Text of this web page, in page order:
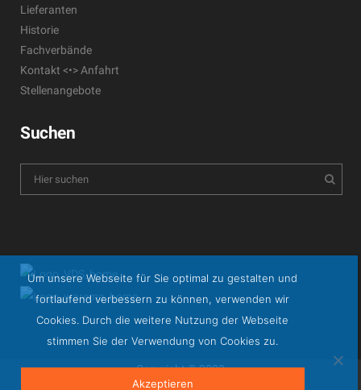
Lieferanten
Historie
Fachverbände
Kontakt <•> Anfahrt
Stellenangebote
Suchen
Copyright © 2023
Um unsere Webseite für Sie optimal zu gestalten und
fortlaufend verbessern zu können, verwenden wir
Cookies. Durch die weitere Nutzung der Webseite
stimmen Sie der Verwendung von Cookies zu.
Akzeptieren